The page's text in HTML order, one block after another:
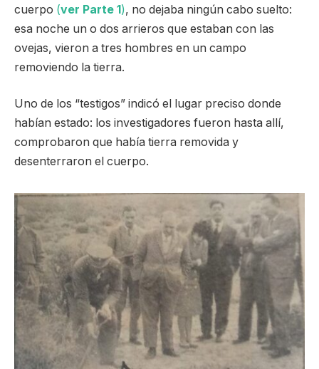
cuerpo (ver Parte 1), no dejaba ningún cabo suelto:
esa noche un o dos arrieros que estaban con las
ovejas, vieron a tres hombres en un campo
removiendo la tierra.
Uno de los “testigos” indicó el lugar preciso donde
habían estado: los investigadores fueron hasta allí,
comprobaron que había tierra removida y
desenterraron el cuerpo.